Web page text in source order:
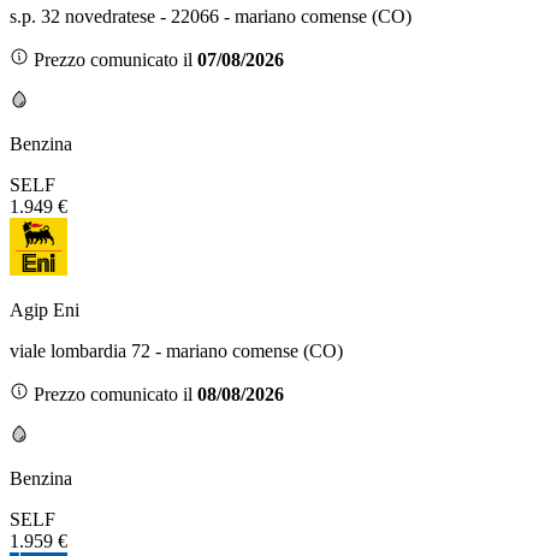
s.p. 32 novedratese - 22066 - mariano comense (CO)
Prezzo comunicato il 07/08/2026
Benzina
SELF
1.949 €
Agip Eni
viale lombardia 72 - mariano comense (CO)
Prezzo comunicato il 08/08/2026
Benzina
SELF
1.959 €